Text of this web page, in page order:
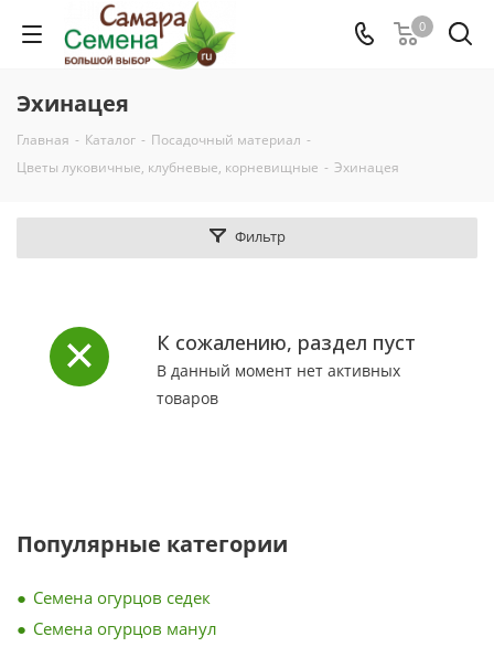
0
Эхинацея
Главная - Каталог - Посадочный материал -
Цветы луковичные, клубневые, корневищные - Эхинацея
Фильтр
К сожалению, раздел пуст
В данный момент нет активных
товаров
Популярные категории
Семена огурцов седек
Семена огурцов манул